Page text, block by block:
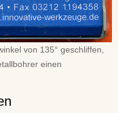
von 135° geschliffen,
einen